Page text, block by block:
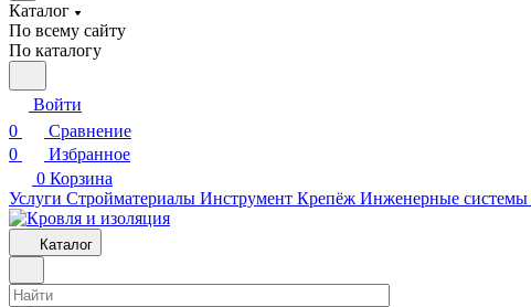
Каталог
По всему сайту
По каталогу
Войти
0
Сравнение
0
Избранное
0 Корзина
Услуги Стройматериалы Инструмент Крепёж Инженерные системы
Каталог